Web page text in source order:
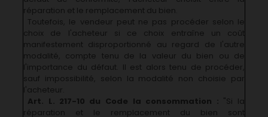
réparation et le remplacement du bien.
Toutefois, le vendeur peut ne pas procéder selon le
choix de l'acheteur si ce choix entraîne un coût
manifestement disproportionné au regard de l'autre
modalité, compte tenu de la valeur du bien ou de
l'importance du défaut. Il est alors tenu de procéder,
sauf impossibilité, selon la modalité non choisie par
l'acheteur.
Art. L. 217-10 du Code la consommation :
"Si la
réparation et le remplacement du bien sont